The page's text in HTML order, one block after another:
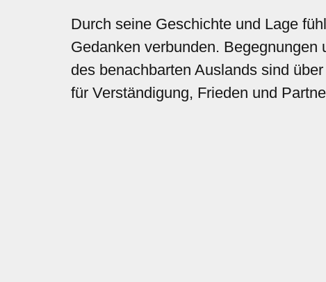
Durch seine Geschichte und Lage
Gedanken verbunden.
des benachbarten Auslands sind
für Verständigung, Frieden und